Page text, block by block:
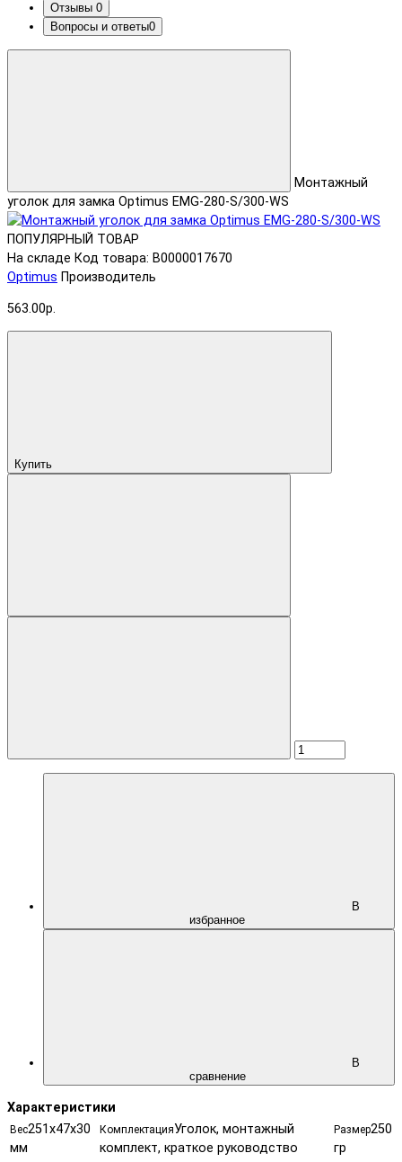
Отзывы 0
Вопросы и ответы0
Монтажный
уголок для замка Optimus EMG-280-S/300-WS
ПОПУЛЯРНЫЙ ТОВАР
На складе Код товара: В0000017670
Optimus Производитель
563.00р.
Купить
В
избранное
В
сравнение
Характеристики
Вес251х47х30
мм
КомплектацияУголок, монтажный
комплект, краткое руководство
Размер250
гр